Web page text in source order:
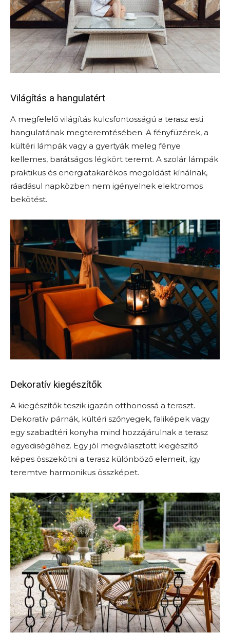
Világítás a hangulatért
A megfelelő világítás kulcsfontosságú a terasz esti
hangulatának megteremtésében. A fényfüzérek, a
kültéri lámpák vagy a gyertyák meleg fénye
kellemes, barátságos légkört teremt. A szolár lámpák
praktikus és energiatakarékos megoldást kínálnak,
ráadásul napközben nem igényelnek elektromos
bekötést.
Dekoratív kiegészítők
A kiegészítők teszik igazán otthonossá a teraszt.
Dekoratív párnák, kültéri szőnyegek, faliképek vagy
egy szabadtéri konyha mind hozzájárulnak a terasz
egyediségéhez. Egy jól megválasztott kiegészítő
képes összekötni a terasz különböző elemeit, így
teremtve harmonikus összképet.